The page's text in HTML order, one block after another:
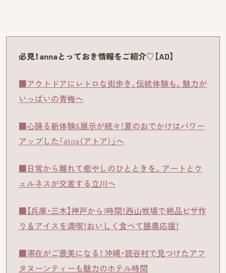
必見！annaとっておき情報をご紹介♡【AD】
■アウトドアにレトロな街歩き、伝統体験も。魅力が
いっぱいの青梅へ
■心踊る新体験&展示が続々！夏のおでかけはパワー
アップした「átoa（アトア）」へ
■日常から離れて癒やしのひとときを。アートとウ
ェルネスが交差する立川へ
■【兵庫・三木】神戸から1時間！西山牧場で絶品ピザ作
り＆アイスを満喫！おいしく食べて酪農応援！
■滞在がご褒美になる！ 沖縄・読谷村で見つけたアフ
タヌーンティーも魅力のホテル時間